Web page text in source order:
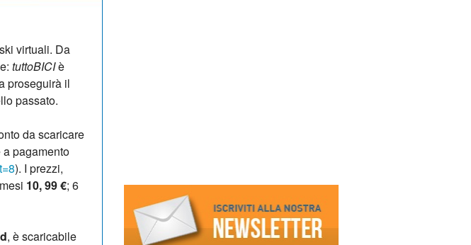
virtuali. Da
tuttoBICIè
proseguirà il
passato.
da scaricare
pagamento
). I prezzi,
10, 99 €; 6
, è scaricabile